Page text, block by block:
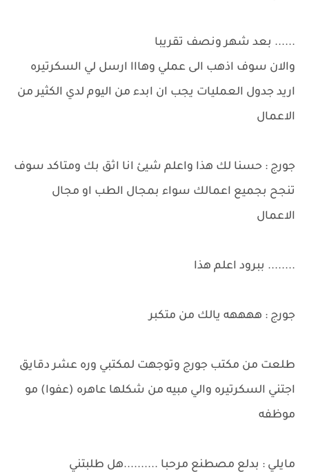
...... بعد شهر ونصف تقريبا
والان سوف اذهب الى عملي وهااا ارسل لي السكرتيره
اريد جدول العمليات يجب ان ابدء من اليوم لدي الكثير من
الاعمال
جورج : حسنا لك هذا واعلم شيئ انا اثق بك ومتاكد سوف
تنجح بجميع اعمالك سواء بمجال الطب او مجال
الاعمال
........ ببرود اعلم هذا
جورج : ههههه يالك من متكبر
طلعت من مكتب جورج وتوجهت لمكتبي وره عشر دقايق
اجتني السكرتيره والي مبيه من شكلها عاهره (عفوا) مو
موظفه
مايلي : بدلع مصطنع مرحبا ..........هل طلبتني